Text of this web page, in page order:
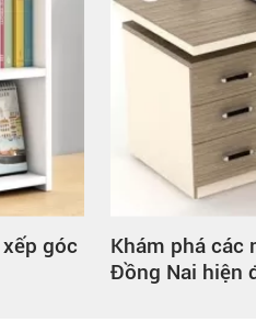
góc
Khám phá các
Đồng Nai hiện